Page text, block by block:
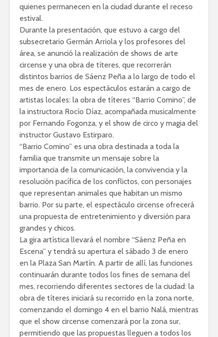
quienes permanecen en la ciudad durante el receso
estival.
Durante la presentación, que estuvo a cargo del
subsecretario Germán Arriola y los profesores del
área, se anunció la realización de shows de arte
circense y una obra de títeres, que recorrerán
distintos barrios de Sáenz Peña a lo largo de todo el
mes de enero. Los espectáculos estarán a cargo de
artistas locales: la obra de títeres “Barrio Comino”, de
la instructora Rocío Díaz, acompañada musicalmente
por Fernando Fogonza, y el show de circo y magia del
instructor Gustavo Estirparo.
“Barrio Comino” es una obra destinada a toda la
familia que transmite un mensaje sobre la
importancia de la comunicación, la convivencia y la
resolución pacífica de los conflictos, con personajes
que representan animales que habitan un mismo
barrio. Por su parte, el espectáculo circense ofrecerá
una propuesta de entretenimiento y diversión para
grandes y chicos.
La gira artística llevará el nombre “Sáenz Peña en
Escena” y tendrá su apertura el sábado 3 de enero
en la Plaza San Martín. A partir de allí, las funciones
continuarán durante todos los fines de semana del
mes, recorriendo diferentes sectores de la ciudad: la
obra de títeres iniciará su recorrido en la zona norte,
comenzando el domingo 4 en el barrio Nalá, mientras
que el show circense comenzará por la zona sur,
permitiendo que las propuestas lleguen a todos los